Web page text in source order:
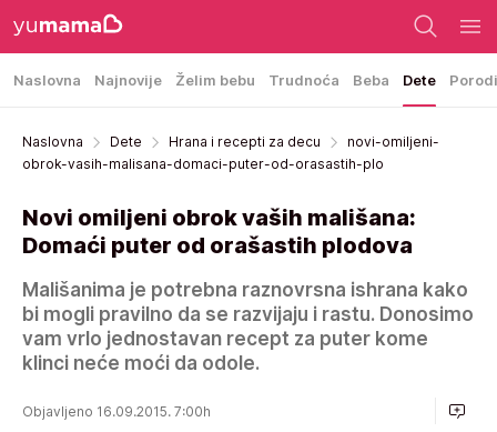
Naslovna Najnovije Želim bebu Trudnoća Beba Dete
Naslovna Dete Hrana i recepti za decu
novi-omiljeni-
obrok-vasih-malisana-domaci-puter-od-orasastih-plo
Novi omiljeni obrok vaših mališana:
Domaći puter od orašastih plodova
Mališanima je potrebna raznovrsna ishrana kako
bi mogli pravilno da se razvijaju i rastu. Donosimo
vam vrlo jednostavan recept za puter kome
klinci neće moći da odole.
Objavljeno 16.09.2015. 7:00h